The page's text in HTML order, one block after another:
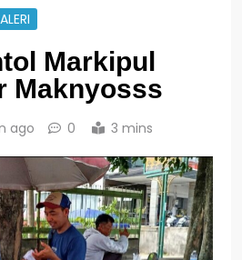
Markipul
Maknyosss
ago 0 3 mins